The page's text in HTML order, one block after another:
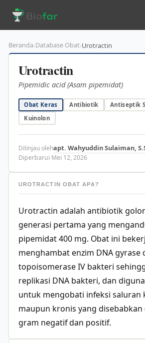
isi
Beranda›Database Obat›Urotractin
Urotractin
Pipemidic acid (Asam pipemidat)
Obat Keras Antibiotik
Antiseptik
Kuinolon
Ditinjau olehapt. Wahyuddin Sulaiman,
Diperbarui Mei 12, 2026
UROTRACTIN OBAT APA?
Urotractin adalah antibiotik
generasi pertama yang
pipemidat 400 mg. Obat ini
menghambat enzim DNA gyrase
topoisomerase IV bakteri
replikasi DNA bakteri, dan
untuk mengobati infeksi saluran
maupun kronis yang
gram negatif dan positif.